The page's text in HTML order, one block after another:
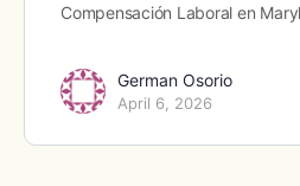
Compensación Laboral en
German Osorio
April 6, 2026